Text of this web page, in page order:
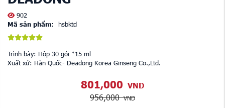
902
Mã sản phẩm:
hsbktd
Trình bày: Hộp 30 gói *15 ml
Xuất xứ: Hàn Quốc- Deadong Korea Ginseng Co.,Ltd.
801,000 VND
956,000VND